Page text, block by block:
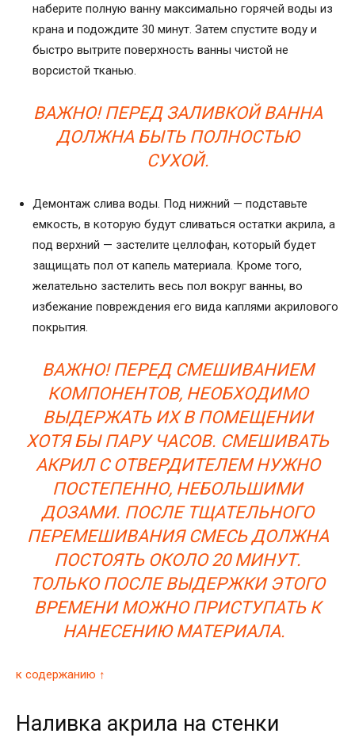
наберите полную ванну максимально горячей воды из
крана и подождите 30 минут. Затем спустите воду и
быстро вытрите поверхность ванны чистой не
ворсистой тканью.
ВАЖНО! ПЕРЕД ЗАЛИВКОЙ ВАННА
ДОЛЖНА БЫТЬ ПОЛНОСТЬЮ
СУХОЙ.
Демонтаж слива воды. Под нижний — подставьте
емкость, в которую будут сливаться остатки акрила, а
под верхний — застелите целлофан, который будет
защищать пол от капель материала. Кроме того,
желательно застелить весь пол вокруг ванны, во
избежание повреждения его вида каплями акрилового
покрытия.
ВАЖНО! ПЕРЕД СМЕШИВАНИЕМ
КОМПОНЕНТОВ, НЕОБХОДИМО
ВЫДЕРЖАТЬ ИХ В ПОМЕЩЕНИИ
ХОТЯ БЫ ПАРУ ЧАСОВ. СМЕШИВАТЬ
АКРИЛ С ОТВЕРДИТЕЛЕМ НУЖНО
ПОСТЕПЕННО, НЕБОЛЬШИМИ
ДОЗАМИ. ПОСЛЕ ТЩАТЕЛЬНОГО
ПЕРЕМЕШИВАНИЯ СМЕСЬ ДОЛЖНА
ПОСТОЯТЬ ОКОЛО 20 МИНУТ.
ТОЛЬКО ПОСЛЕ ВЫДЕРЖКИ ЭТОГО
ВРЕМЕНИ МОЖНО ПРИСТУПАТЬ К
НАНЕСЕНИЮ МАТЕРИАЛА.
к содержанию ↑
Наливка акрила на стенки